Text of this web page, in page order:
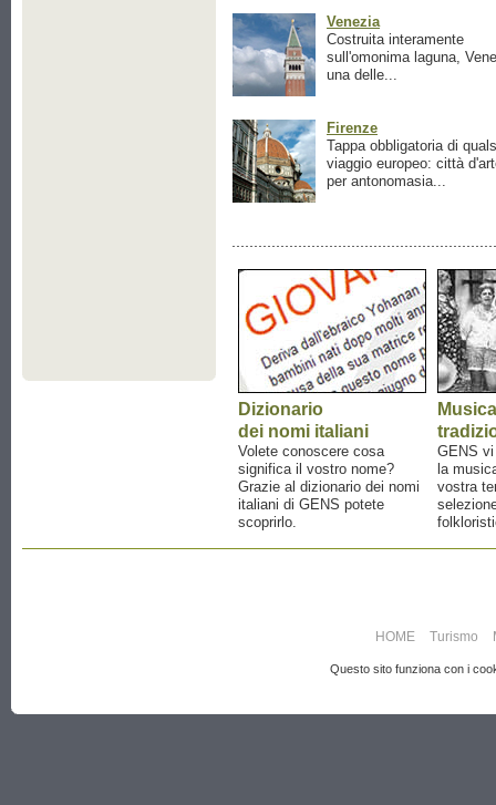
Venezia
Costruita interamente
sull'omonima laguna,
una delle...
Firenze
Tappa obbligatoria di
viaggio europeo: città
per antonomasia...
Dizionario
dei nomi italiani
Volete conoscere cosa
significa il vostro nome?
Grazie al dizionario dei nomi
italiani di GENS potete
scoprirlo.
Musica
GENS
la
vostra
HOME Turismo
Questo sito funziona con i